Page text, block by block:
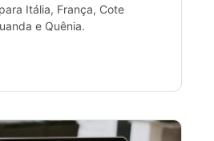
Itália, França, Cote
e Quênia.